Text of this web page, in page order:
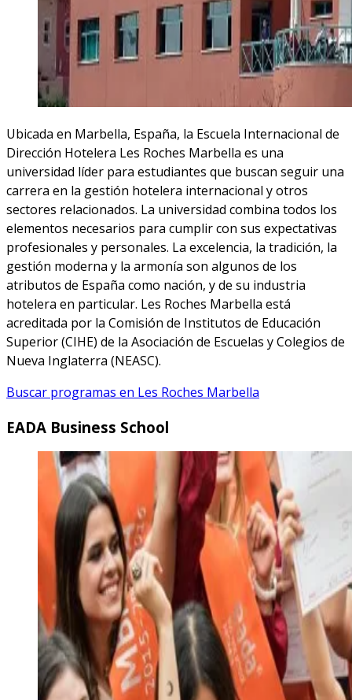
Ubicada en Marbella, España, la Escuela Internacional de
Dirección Hotelera Les Roches Marbella es una
universidad líder para estudiantes que buscan seguir una
carrera en la gestión hotelera internacional y otros
sectores relacionados. La universidad combina todos los
elementos necesarios para cumplir con sus expectativas
profesionales y personales. La excelencia, la tradición, la
gestión moderna y la armonía son algunos de los
atributos de España como nación, y de su industria
hotelera en particular. Les Roches Marbella está
acreditada por la Comisión de Institutos de Educación
Superior (CIHE) de la Asociación de Escuelas y Colegios de
Nueva Inglaterra (NEASC).
Buscar programas en Les Roches Marbella
EADA Business School